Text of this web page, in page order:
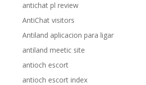
antichat pl review
AntiChat visitors
Antiland aplicacion para ligar
antiland meetic site
antioch escort
antioch escort index